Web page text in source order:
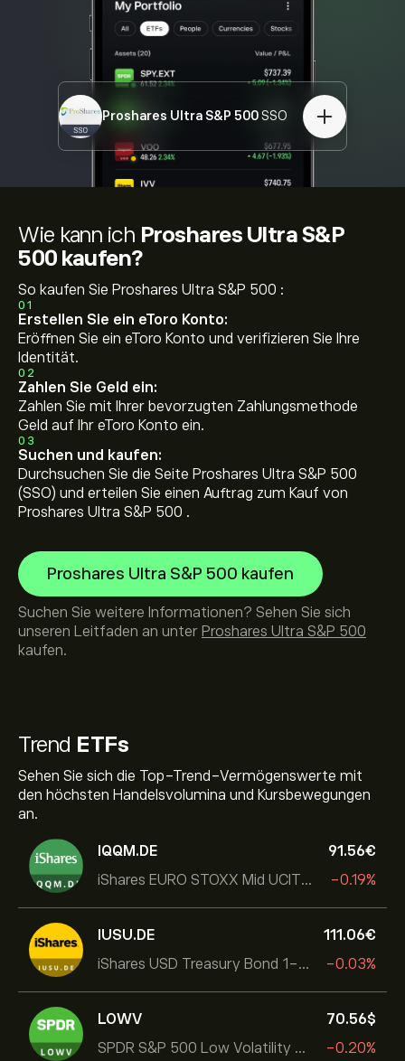
Proshares Ultra S&P 500 SSO
Trend ETFs
Sehen Sie sich die Top-Trend-Vermögenswerte mit
den höchsten Handelsvolumina und Kursbewegungen
an.
IQQM.DE
iShares EURO STOXX Mid UCITS ETF
91.56‎€‎
-0.19%
IUSU.DE
iShares USD Treasury Bond 1-3yr UCITS ETF
111.06‎€‎
-0.03%
LOWV
SPDR S&P 500 Low Volatility UCITS ETF
70.56‎$‎
-0.20%
Wie kann ich Proshares Ultra S&P
500 kaufen?
So kaufen Sie Proshares Ultra S&P 500 :
01
Erstellen Sie ein eToro Konto:
Eröffnen Sie ein eToro Konto und verifizieren Sie Ihre
Identität.
02
Zahlen Sie Geld ein:
Zahlen Sie mit Ihrer bevorzugten Zahlungsmethode
Geld auf Ihr eToro Konto ein.
03
Suchen und kaufen:
Durchsuchen Sie die Seite Proshares Ultra S&P 500
(SSO) und erteilen Sie einen Auftrag zum Kauf von
Proshares Ultra S&P 500 .
Proshares Ultra S&P 500 kaufen
Suchen Sie weitere Informationen? Sehen Sie sich
unseren Leitfaden an unter Proshares Ultra S&P 500
kaufen.